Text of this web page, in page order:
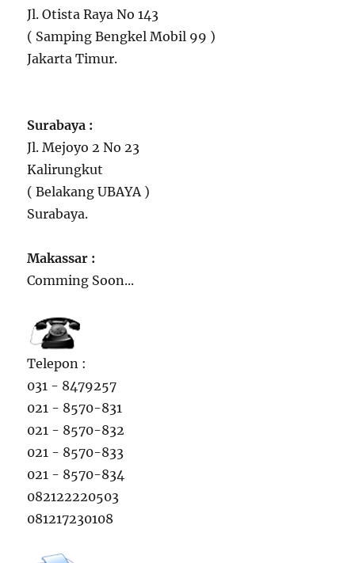
Jl. Otista Raya No 143
( Samping Bengkel Mobil 99 )
Jakarta Timur.
Surabaya :
Jl. Mejoyo 2 No 23
Kalirungkut
( Belakang UBAYA )
Surabaya.
Makassar :
Comming Soon...
Telepon :
031 - 8479257
021 - 8570-831
021 - 8570-832
021 - 8570-833
021 - 8570-834
082122220503
081217230108